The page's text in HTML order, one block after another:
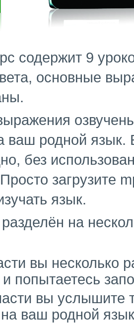
содержит 9
основные
ваш родной язык.
без
загрузите
язык.
на
вы несколько
попытаетесь
вы услышите
ваш родной